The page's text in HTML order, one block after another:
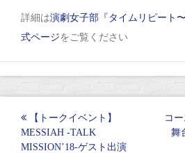
詳細は演劇女子部『タイムリピート
式ページをご覧ください
投
稿
【トークイベント】
MESSIAH -TALK
MISSION’18-ゲスト出演
コ
舞